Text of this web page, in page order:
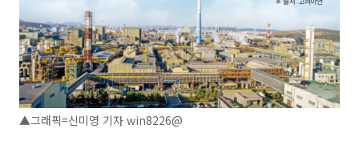
▲그래픽=신미영 기자 win8226@